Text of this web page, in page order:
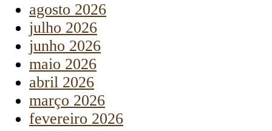
agosto 2026
julho 2026
junho 2026
maio 2026
abril 2026
março 2026
fevereiro 2026